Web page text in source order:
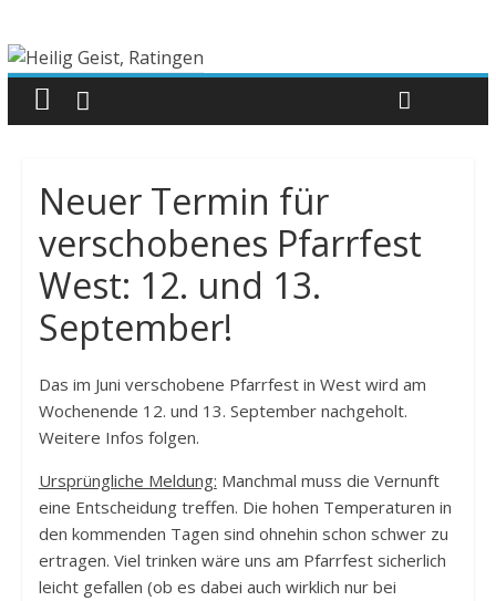
Neuer Termin für
verschobenes Pfarrfest
West: 12. und 13.
September!
Das im Juni verschobene Pfarrfest in West wird am
Wochenende 12. und 13. September nachgeholt.
Weitere Infos folgen.
Ursprüngliche Meldung: Manchmal muss die Vernunft
eine Entscheidung treffen. Die hohen Temperaturen in
den kommenden Tagen sind ohnehin schon schwer zu
ertragen. Viel trinken wäre uns am Pfarrfest sicherlich
leicht gefallen (ob es dabei auch wirklich nur bei